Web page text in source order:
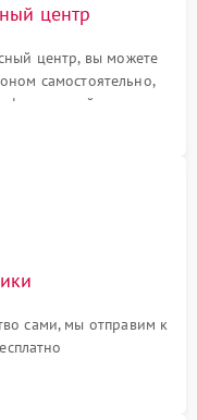
центр
центр, вы можете
самостоятельно,
на сайте
сами, мы отправим к